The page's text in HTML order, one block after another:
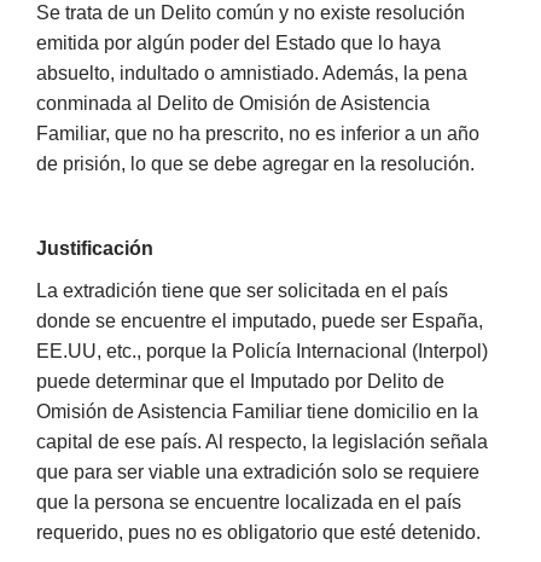
Se trata de un Delito común y no existe resolución
emitida por algún poder del Estado que lo haya
absuelto, indultado o amnistiado. Además, la pena
conminada al Delito de Omisión de Asistencia
Familiar, que no ha prescrito, no es inferior a un año
de prisión, lo que se debe agregar en la resolución.
Justificación
La extradición tiene que ser solicitada en el país
donde se encuentre el imputado, puede ser España,
EE.UU, etc., porque la Policía Internacional (Interpol)
puede determinar que el Imputado por Delito de
Omisión de Asistencia Familiar tiene domicilio en la
capital de ese país. Al respecto, la legislación señala
que para ser viable una extradición solo se requiere
que la persona se encuentre localizada en el país
requerido, pues no es obligatorio que esté detenido.